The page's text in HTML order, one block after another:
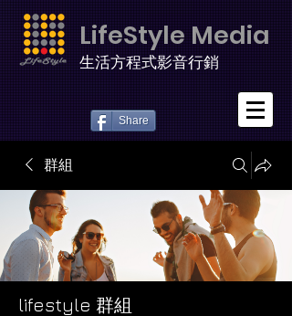
LifeStyle Media
生活方程式影音行銷
Share
群組
lifestyle 群組